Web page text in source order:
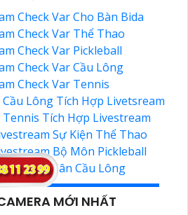
Check Var Cho Bàn Bida
Check Var Thể Thao
Check Var Pickleball
Check Var Cầu Lông
Check Var Tennis
Cầu Lông Tích Hợp Livetsream
Tennis Tích Hợp Livestream
Sự Kiện Thể Thao
Bộ Môn Pickleball
Sân Cầu Lông
MỚI NHẤT